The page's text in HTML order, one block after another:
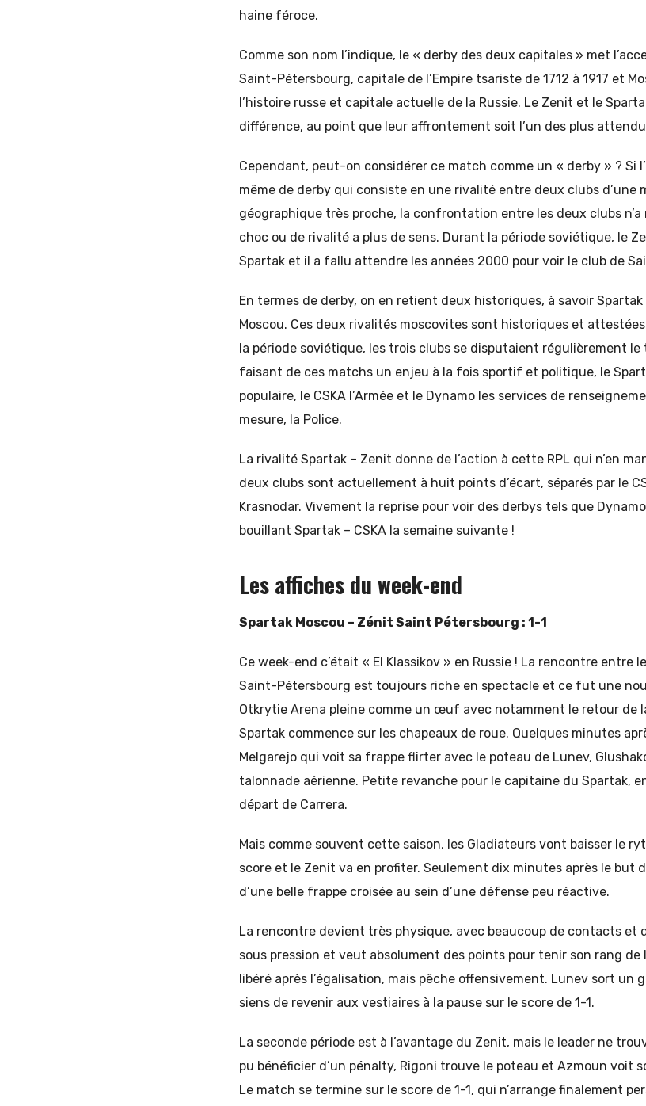
haine féroce.
Comme son nom l’indique, le « derby des deux capitales » met
Saint-Pétersbourg, capitale de l’Empire tsariste de 1712 à 1917 et
l’histoire russe et capitale actuelle de la Russie. Le Zenit et le
différence, au point que leur affrontement soit l’un des plus
Cependant, peut-on considérer ce match comme un « derby » ? Si
même de derby qui consiste en une rivalité entre deux clubs d’une
géographique très proche, la confrontation entre les deux clubs n’a
choc ou de rivalité a plus de sens. Durant la période soviétique, le
Spartak et il a fallu attendre les années 2000 pour voir le club de
En termes de derby, on en retient deux historiques, à savoir Spartak
Moscou. Ces deux rivalités moscovites sont historiques et
la période soviétique, les trois clubs se disputaient régulièrement le
faisant de ces matchs un enjeu à la fois sportif et politique, le
populaire, le CSKA l’Armée et le Dynamo les services de
mesure, la Police.
La rivalité Spartak – Zenit donne de l’action à cette RPL qui n’en
deux clubs sont actuellement à huit points d’écart, séparés par le
Krasnodar. Vivement la reprise pour voir des derbys tels que
bouillant Spartak – CSKA la semaine suivante !
Les affiches du week-end
Spartak Moscou – Zénit Saint Pétersbourg : 1-1
Ce week-end c’était « El Klassikov » en Russie ! La rencontre entre
Saint-Pétersbourg est toujours riche en spectacle et ce fut une
Otkrytie Arena pleine comme un œuf avec notamment le retour de
Spartak commence sur les chapeaux de roue. Quelques minutes
Melgarejo qui voit sa frappe flirter avec le poteau de Lunev,
talonnade aérienne. Petite revanche pour le capitaine du Spartak,
départ de Carrera.
Mais comme souvent cette saison, les Gladiateurs vont baisser le
score et le Zenit va en profiter. Seulement dix minutes après le but
d’une belle frappe croisée au sein d’une défense peu réactive.
La rencontre devient très physique, avec beaucoup de contacts et
sous pression et veut absolument des points pour tenir son rang de
libéré après l’égalisation, mais pêche offensivement. Lunev sort un
siens de revenir aux vestiaires à la pause sur le score de 1-1.
La seconde période est à l’avantage du Zenit, mais le leader ne
pu bénéficier d’un pénalty, Rigoni trouve le poteau et Azmoun voit
Le match se termine sur le score de 1-1, qui n’arrange finalement